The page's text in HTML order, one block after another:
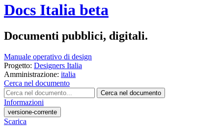
Docs Italia beta
Documenti pubblici, digitali.
Manuale operativo di design
Progetto: Designers Italia
Amministrazione: italia
Cerca nel documento
Cerca nel documento
Informazioni
versione-corrente
Scarica